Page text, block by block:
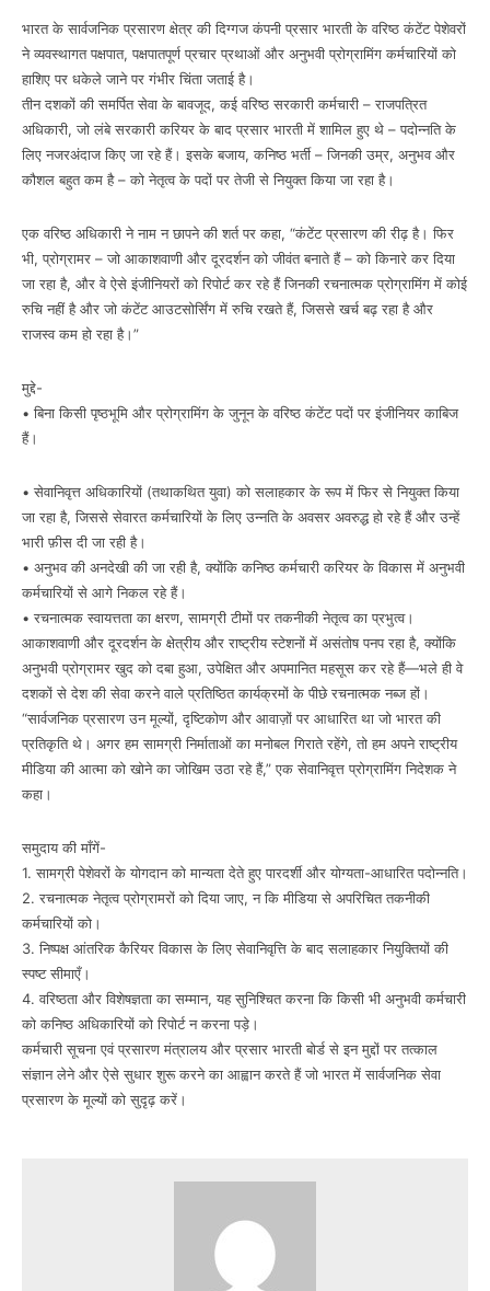
भारत के सार्वजनिक प्रसारण क्षेत्र की दिग्गज कंपनी प्रसार भारती के वरिष्ठ कंटेंट पेशेवरों
ने व्यवस्थागत पक्षपात, पक्षपातपूर्ण प्रचार प्रथाओं और अनुभवी प्रोग्रामिंग कर्मचारियों को
हाशिए पर धकेले जाने पर गंभीर चिंता जताई है।
तीन दशकों की समर्पित सेवा के बावजूद, कई वरिष्ठ सरकारी कर्मचारी – राजपत्रित
अधिकारी, जो लंबे सरकारी करियर के बाद प्रसार भारती में शामिल हुए थे – पदोन्नति के
लिए नजरअंदाज किए जा रहे हैं। इसके बजाय, कनिष्ठ भर्ती – जिनकी उम्र, अनुभव और
कौशल बहुत कम है – को नेतृत्व के पदों पर तेजी से नियुक्त किया जा रहा है।
एक वरिष्ठ अधिकारी ने नाम न छापने की शर्त पर कहा, “कंटेंट प्रसारण की रीढ़ है। फिर
भी, प्रोग्रामर – जो आकाशवाणी और दूरदर्शन को जीवंत बनाते हैं – को किनारे कर दिया
जा रहा है, और वे ऐसे इंजीनियरों को रिपोर्ट कर रहे हैं जिनकी रचनात्मक प्रोग्रामिंग में कोई
रुचि नहीं है और जो कंटेंट आउटसोर्सिंग में रुचि रखते हैं, जिससे खर्च बढ़ रहा है और
राजस्व कम हो रहा है।”
मुद्दे-
• बिना किसी पृष्ठभूमि और प्रोग्रामिंग के जुनून के वरिष्ठ कंटेंट पदों पर इंजीनियर काबिज
हैं।
• सेवानिवृत्त अधिकारियों (तथाकथित युवा) को सलाहकार के रूप में फिर से नियुक्त किया
जा रहा है, जिससे सेवारत कर्मचारियों के लिए उन्नति के अवसर अवरुद्ध हो रहे हैं और उन्हें
भारी फ़ीस दी जा रही है।
• अनुभव की अनदेखी की जा रही है, क्योंकि कनिष्ठ कर्मचारी करियर के विकास में अनुभवी
कर्मचारियों से आगे निकल रहे हैं।
• रचनात्मक स्वायत्तता का क्षरण, सामग्री टीमों पर तकनीकी नेतृत्व का प्रभुत्व।
आकाशवाणी और दूरदर्शन के क्षेत्रीय और राष्ट्रीय स्टेशनों में असंतोष पनप रहा है, क्योंकि
अनुभवी प्रोग्रामर खुद को दबा हुआ, उपेक्षित और अपमानित महसूस कर रहे हैं—भले ही वे
दशकों से देश की सेवा करने वाले प्रतिष्ठित कार्यक्रमों के पीछे रचनात्मक नब्ज हों।
“सार्वजनिक प्रसारण उन मूल्यों, दृष्टिकोण और आवाज़ों पर आधारित था जो भारत की
प्रतिकृति थे। अगर हम सामग्री निर्माताओं का मनोबल गिराते रहेंगे, तो हम अपने राष्ट्रीय
मीडिया की आत्मा को खोने का जोखिम उठा रहे हैं,” एक सेवानिवृत्त प्रोग्रामिंग निदेशक ने
कहा।
समुदाय की माँगें-
1. सामग्री पेशेवरों के योगदान को मान्यता देते हुए पारदर्शी और योग्यता-आधारित पदोन्नति।
2. रचनात्मक नेतृत्व प्रोग्रामरों को दिया जाए, न कि मीडिया से अपरिचित तकनीकी
कर्मचारियों को।
3. निष्पक्ष आंतरिक कैरियर विकास के लिए सेवानिवृत्ति के बाद सलाहकार नियुक्तियों की
स्पष्ट सीमाएँ।
4. वरिष्ठता और विशेषज्ञता का सम्मान, यह सुनिश्चित करना कि किसी भी अनुभवी कर्मचारी
को कनिष्ठ अधिकारियों को रिपोर्ट न करना पड़े।
कर्मचारी सूचना एवं प्रसारण मंत्रालय और प्रसार भारती बोर्ड से इन मुद्दों पर तत्काल
संज्ञान लेने और ऐसे सुधार शुरू करने का आह्वान करते हैं जो भारत में सार्वजनिक सेवा
प्रसारण के मूल्यों को सुदृढ़ करें।